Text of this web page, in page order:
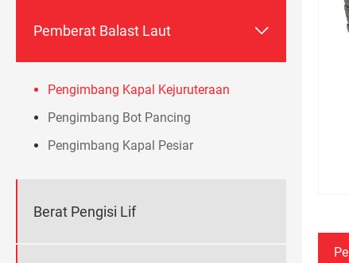
Pemberat Balast Laut 
Pengimbang Kapal Kejuruteraan
Pengimbang Bot Pancing
Pengimbang Kapal Pesiar
Berat Pengisi Lif